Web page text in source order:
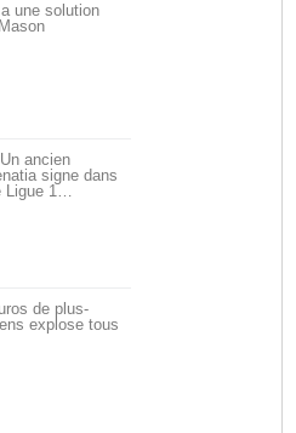
une solution
ancien
signe dans
Ligue 1…
de plus-
explose tous